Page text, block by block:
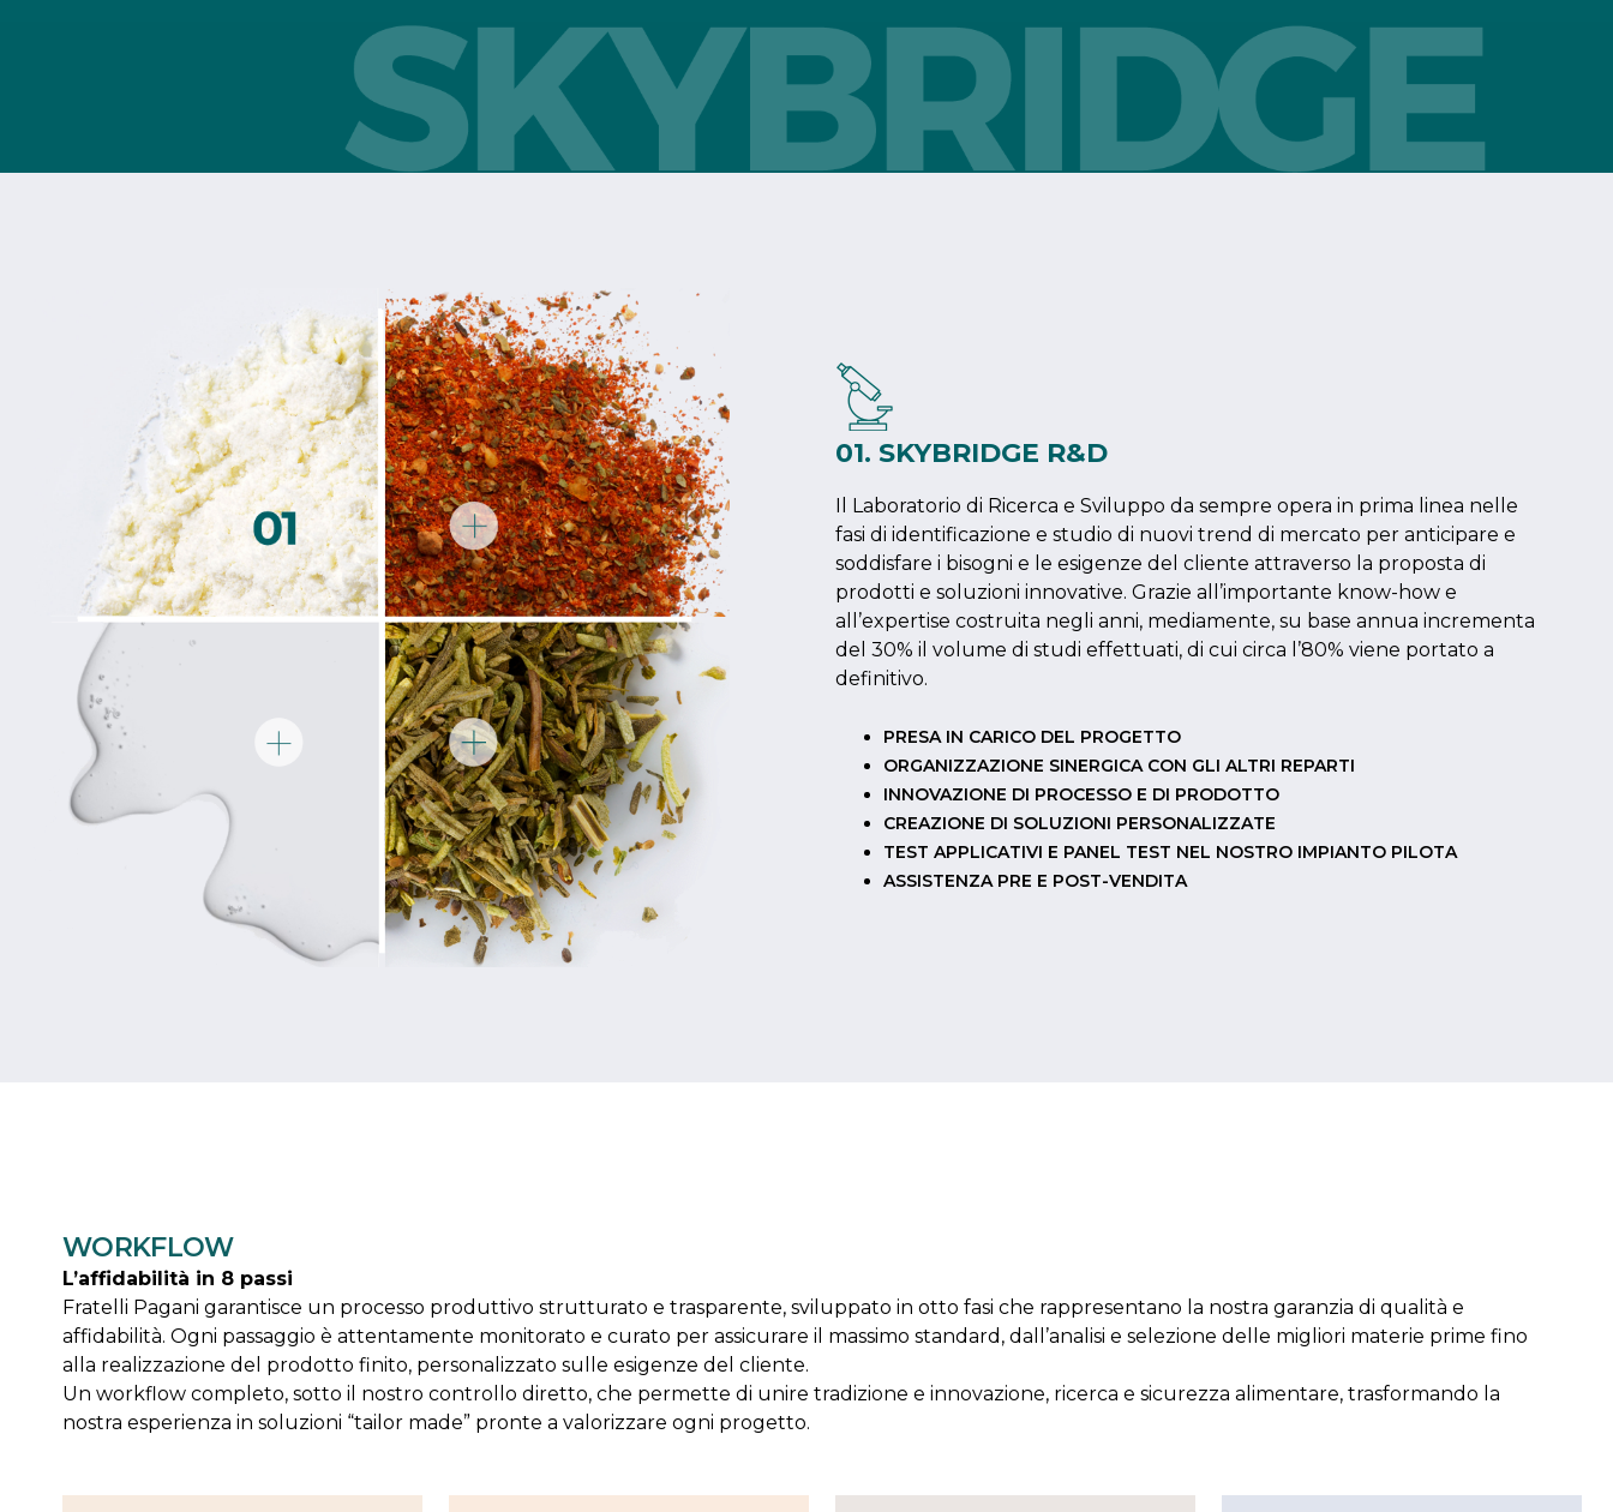
01. SKYBRIDGE R&D
Il Laboratorio di Ricerca e Sviluppo da sempre opera in prima linea nelle
fasi di identificazione e studio di nuovi trend di mercato per anticipare e
soddisfare i bisogni e le esigenze del cliente attraverso la proposta di
prodotti e soluzioni innovative. Grazie all’importante know-how e
all’expertise costruita negli anni, mediamente, su base annua incrementa
del 30% il volume di studi effettuati, di cui circa l’80% viene portato a
definitivo.
PRESA IN CARICO DEL PROGETTO
ORGANIZZAZIONE SINERGICA CON GLI ALTRI REPARTI
INNOVAZIONE DI PROCESSO E DI PRODOTTO
CREAZIONE DI SOLUZIONI PERSONALIZZATE
TEST APPLICATIVI E PANEL TEST NEL NOSTRO IMPIANTO PILOTA
ASSISTENZA PRE E POST-VENDITA
WORKFLOW
L’affidabilità in 8 passi
Fratelli Pagani garantisce un processo produttivo strutturato e trasparente, sviluppato in otto fasi che rappresentano la nostra garanzia di qualità e
affidabilità. Ogni passaggio è attentamente monitorato e curato per assicurare il massimo standard, dall’analisi e selezione delle migliori materie prime fino
alla realizzazione del prodotto finito, personalizzato sulle esigenze del cliente.
Un workflow completo, sotto il nostro controllo diretto, che permette di unire tradizione e innovazione, ricerca e sicurezza alimentare, trasformando la
nostra esperienza in soluzioni “tailor made” pronte a valorizzare ogni progetto.